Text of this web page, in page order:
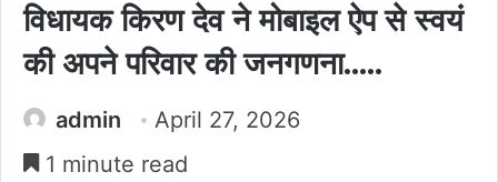
विधायक किरण देव ने मोबाइल ऐप से स्वयं
की अपने परिवार की जनगणना…..
admin
April 27, 2026
1 minute read